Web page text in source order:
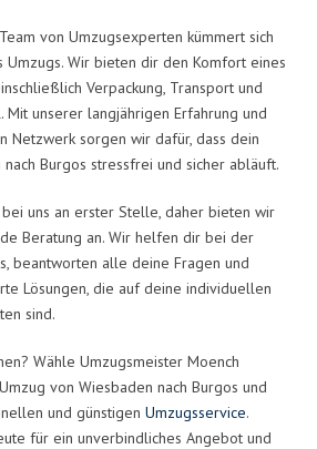
von Umzugsexperten kümmert sich
Umzugs. Wir bieten dir den Komfort eines
Verpackung, Transport und
unserer langjährigen Erfahrung und
Netzwerk sorgen wir dafür, dass dein
Burgos stressfrei und sicher abläuft.
uns an erster Stelle, daher bieten wir
Beratung an. Wir helfen dir bei der
beantworten alle deine Fragen und
Lösungen, die auf deine individuellen
sind.
Wähle Umzugsmeister Moench
von Wiesbaden nach Burgos und
und günstigen Umzugsservice.
für ein unverbindliches Angebot und